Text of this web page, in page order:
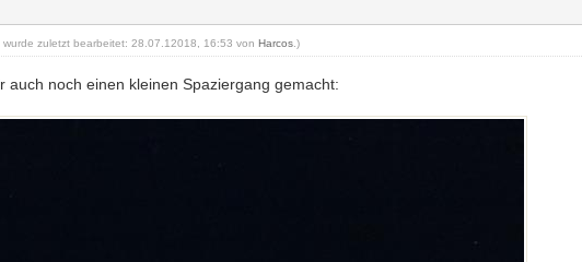
wurde zuletzt bearbeitet: 28.07.12018, 16:53 von Harcos .)
auch noch einen kleinen Spaziergang gemacht: